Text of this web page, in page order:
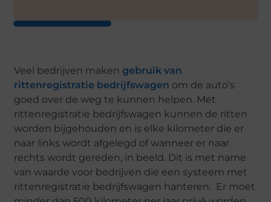
Veel bedrijven makengebruik van
rittenregistratie bedrijfswagen om de auto’s
goed over de weg te kunnen helpen. Met
rittenregistratie bedrijfswagen kunnen de ritten
worden bijgehouden en is elke kilometer die er
naar links wordt afgelegd of wanneer er naar
rechts wordt gereden, in beeld. Dit is met name
van waarde voor bedrijven die een systeem met
rittenregistratie bedrijfswagen hanteren. Er moet